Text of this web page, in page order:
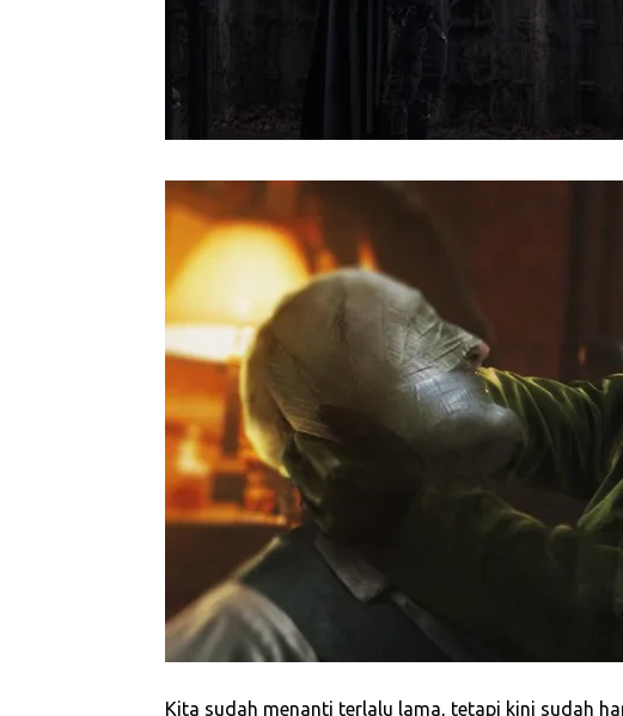
Kita sudah menanti terlalu lama, tetapi kini sudah